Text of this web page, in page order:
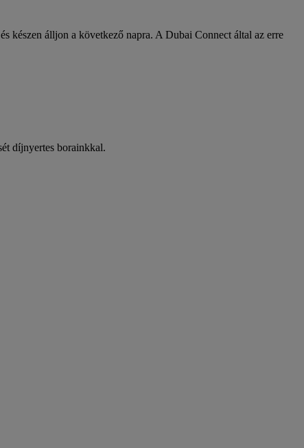
készen álljon a következő napra. A Dubai Connect által az erre
díjnyertes borainkkal.